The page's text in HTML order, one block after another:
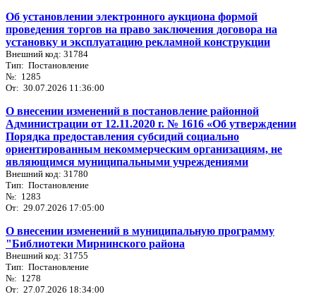
Об установлении электронного аукциона формой
проведения торгов на право заключения договора на
установку и эксплуатацию рекламной конструкции
Внешний код: 31784
Тип: Постановление
№: 1285
От: 30.07.2026 11:36:00
О внесении изменений в постановление районной
Администрации от 12.11.2020 г. № 1616 «Об утверждении
Порядка предоставления субсидий социально
ориентированным некоммерческим организациям, не
являющимся муниципальными учреждениями
Внешний код: 31780
Тип: Постановление
№: 1283
От: 29.07.2026 17:05:00
О внесении изменений в муниципальную программу
"Библиотеки Мирнинского района
Внешний код: 31755
Тип: Постановление
№: 1278
От: 27.07.2026 18:34:00